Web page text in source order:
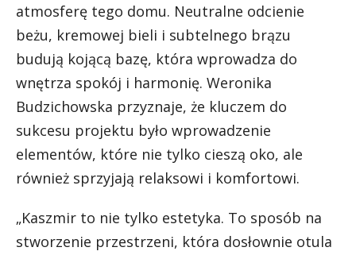
atmosferę tego domu. Neutralne odcienie
beżu, kremowej bieli i subtelnego brązu
budują kojącą bazę, która wprowadza do
wnętrza spokój i harmonię. Weronika
Budzichowska przyznaje, że kluczem do
sukcesu projektu było wprowadzenie
elementów, które nie tylko cieszą oko, ale
również sprzyjają relaksowi i komfortowi.
„Kaszmir to nie tylko estetyka. To sposób na
stworzenie przestrzeni, która dosłownie otula